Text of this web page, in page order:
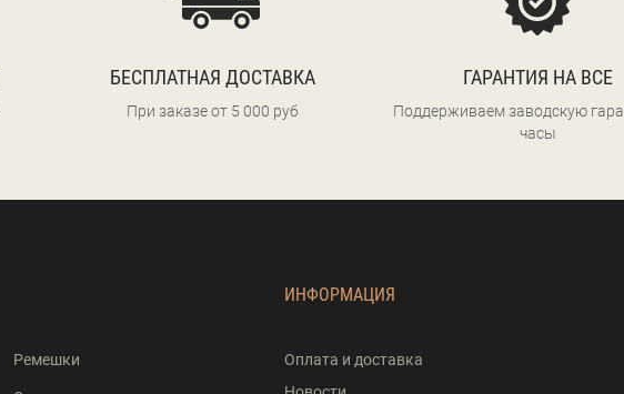
БЕСПЛАТНАЯ ДОСТАВКА
При заказе от 5 000 руб
ГАРАНТИЯ НА ВСЕ
Поддерживаем заводскую
часы
Ремешки
ИНФОРМАЦИЯ
Оплата и доставка